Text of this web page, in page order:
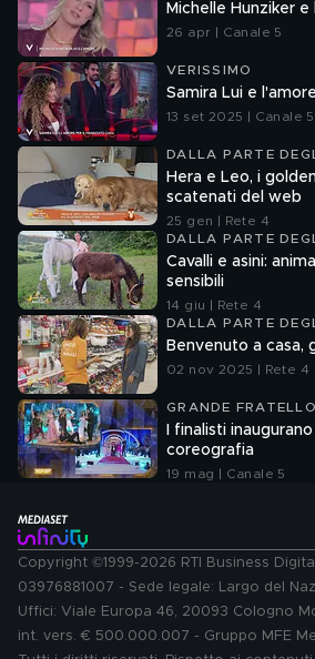
Michelle Hunziker e
26 apr | Canale 5
VERISSIMO
Samira Lui e l'amore
13 set 2025 | Canale 5
DALLA PARTE
Hera e Leo, i
scatenati del web
25 gen | Rete 4
DALLA PARTE
Cavalli e asini:
sensibili
14 giu | Rete 4
DALLA PARTE
Benvenuto a casa,
02 nov 2025 | Rete 4
GRANDE
I finalisti
coreografia
19 mag | Canale 5
Copyright ©1999-2026 RTI Business
03976881007 - Sede legale: Largo del
Uffici: Viale Europa 46, 20093 Cologno
int. vers. € 500.000.007 - Gruppo MFE